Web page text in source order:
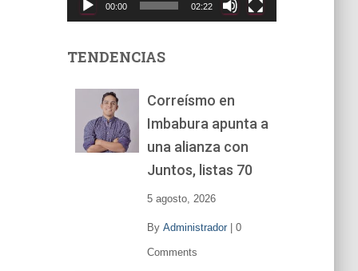
t
00:00 02:22
TENDENCIAS
Correísmo en
Imbabura apunta a
una alianza con
Juntos, listas 70
5 agosto, 2026
By Administrador| 0
Comments